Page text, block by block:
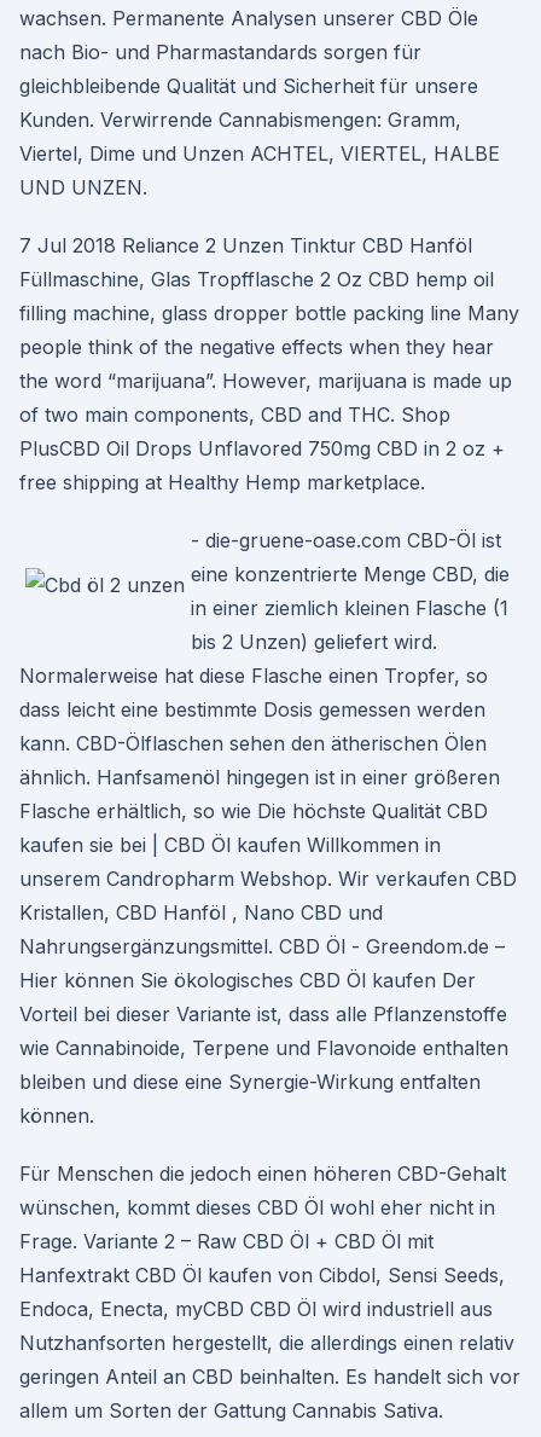
wachsen. Permanente Analysen unserer CBD Öle
nach Bio- und Pharmastandards sorgen für
gleichbleibende Qualität und Sicherheit für unsere
Kunden. Verwirrende Cannabismengen: Gramm,
Viertel, Dime und Unzen ACHTEL, VIERTEL, HALBE
UND UNZEN.
7 Jul 2018 Reliance 2 Unzen Tinktur CBD Hanföl
Füllmaschine, Glas Tropfflasche 2 Oz CBD hemp oil
filling machine, glass dropper bottle packing line Many
people think of the negative effects when they hear
the word “marijuana”. However, marijuana is made up
of two main components, CBD and THC. Shop
PlusCBD Oil Drops Unflavored 750mg CBD in 2 oz +
free shipping at Healthy Hemp marketplace.
- die-gruene-oase.com CBD-Öl ist
eine konzentrierte Menge CBD, die
in einer ziemlich kleinen Flasche (1
bis 2 Unzen) geliefert wird.
Normalerweise hat diese Flasche einen Tropfer, so
dass leicht eine bestimmte Dosis gemessen werden
kann. CBD-Ölflaschen sehen den ätherischen Ölen
ähnlich. Hanfsamenöl hingegen ist in einer größeren
Flasche erhältlich, so wie Die höchste Qualität CBD
kaufen sie bei | CBD Öl kaufen Willkommen in
unserem Candropharm Webshop. Wir verkaufen CBD
Kristallen, CBD Hanföl , Nano CBD und
Nahrungsergänzungsmittel. CBD Öl - Greendom.de –
Hier können Sie ökologisches CBD Öl kaufen Der
Vorteil bei dieser Variante ist, dass alle Pflanzenstoffe
wie Cannabinoide, Terpene und Flavonoide enthalten
bleiben und diese eine Synergie-Wirkung entfalten
können.
Für Menschen die jedoch einen höheren CBD-Gehalt
wünschen, kommt dieses CBD Öl wohl eher nicht in
Frage. Variante 2 – Raw CBD Öl + CBD Öl mit
Hanfextrakt CBD Öl kaufen von Cibdol, Sensi Seeds,
Endoca, Enecta, myCBD CBD Öl wird industriell aus
Nutzhanfsorten hergestellt, die allerdings einen relativ
geringen Anteil an CBD beinhalten. Es handelt sich vor
allem um Sorten der Gattung Cannabis Sativa.